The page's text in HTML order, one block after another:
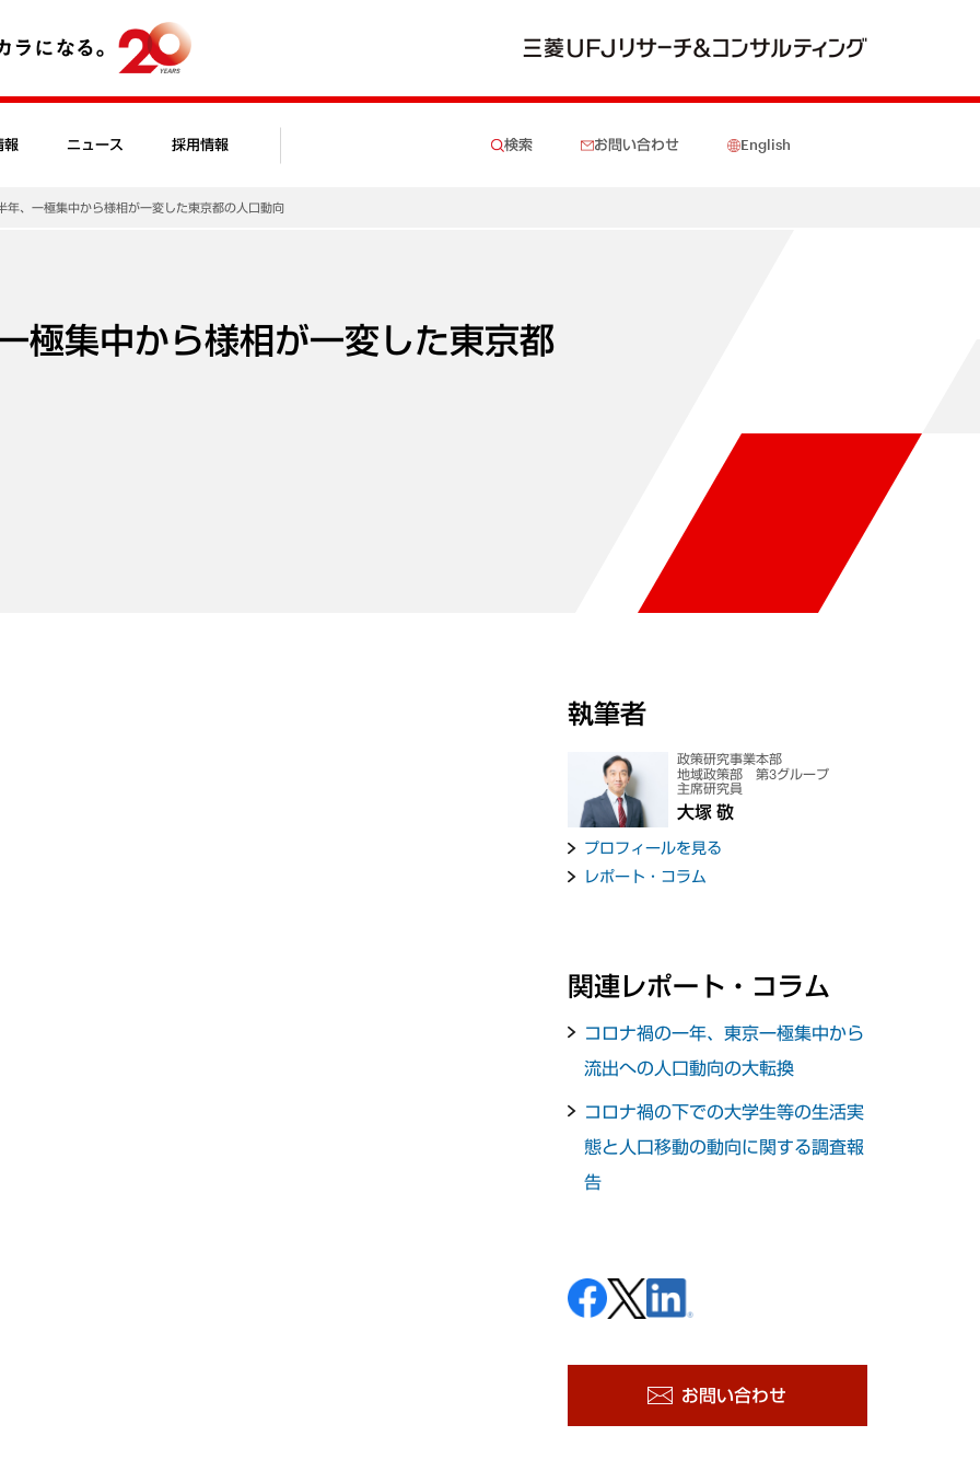
報 ニュース 採用情報 検索 お問い合わせ English
年、一極集中から様相が一変した東京都の人口動向
極集中から様相が一変した東京都
執筆者
政策研究事業本部
地域政策部 第3グループ
主席研究員
大塚 敬
プロフィールを見る
レポート・コラム
関連レポート・コラム
コロナ禍の一年、東京一極集中から
流出への人口動向の大転換
コロナ禍の下での大学生等の生活実
態と人口移動の動向に関する調査報
告
お問い合わせ